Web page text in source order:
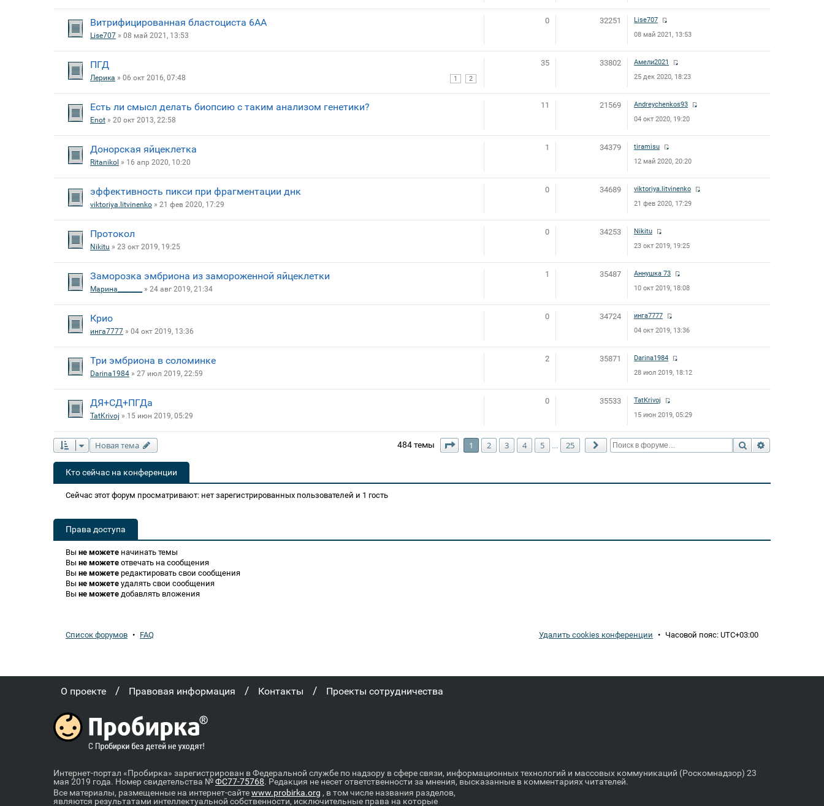
Витрифицированная бластоциста 6АА
Lise707 » 08 май 2021, 13:53
Lise707
08 май 2021, 13:53
0 32251
ПГД
Лерика » 06 окт 2016, 07:48 1 2
Амели2021
25 дек 2020, 18:23
35 33802
Есть ли смысл делать биопсию с таким анализом генетики?
Enot » 20 окт 2013, 22:58
Andreychenkos93
04 окт 2020, 19:20
11 21569
Донорская яйцеклетка
Ritanikol » 16 апр 2020, 10:20
tiramisu
12 май 2020, 20:20
1 34379
эффективность пикси при фрагментации днк
viktoriya.litvinenko » 21 фев 2020, 17:29
viktoriya.litvinenko
21 фев 2020, 17:29
0 34689
Протокол
Nikitu » 23 окт 2019, 19:25
Nikitu
23 окт 2019, 19:25
0 34253
Заморозка эмбриона из замороженной яйцеклетки
Марина________ » 24 авг 2019, 21:34
Аннушка 73
10 окт 2019, 18:08
1 35487
Крио
инга7777 » 04 окт 2019, 13:36
инга7777
04 окт 2019, 13:36
0 34724
Три эмбриона в соломинке
Darina1984 » 27 июл 2019, 22:59
Darina1984
28 июл 2019, 18:12
2 35871
ДЯ+СД+ПГДа
TatKrivoj » 15 июн 2019, 05:29
TatKrivoj
15 июн 2019, 05:29
0 35533
Новая тема Поиск
484 темы Страница из
1 2 3 4 5 … 25 След.
Кто сейчас на конференции
Сейчас этот форум просматривают: нет зарегистрированных пользователей и 1 гость
Права доступа
Вы не можете начинать темы
Вы не можете отвечать на сообщения
Вы не можете редактировать свои сообщения
Вы не можете удалять свои сообщения
Вы не можете добавлять вложения
Список форумов • FAQ Удалить cookies конференции • Часовой пояс: UTC+03:00
О проекте / Правовая информация / Контакты / Проекты сотрудничества
Интернет-портал «Пробирка» зарегистрирован в Федеральной службе по надзору в сфере связи, информационных технологий и массовых коммуникаций (Роскомнадзор) 23
мая 2019 года. Номер свидетельства №ФС77-75768. Редакция не несет ответственности за мнения, высказанные в комментариях читателей.
Все материалы, размещенные на интернет-сайтеwww.probirka.org , в том числе названия разделов,
являются результатами интеллектуальной собственности, исключительные права на которые